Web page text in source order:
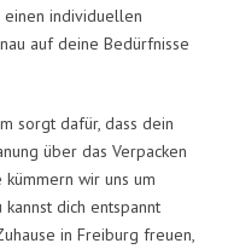
individuellen
auf deine Bedürfnisse
sorgt dafür, dass dein
über das Verpacken
wir uns um
dich entspannt
in Freiburg freuen,